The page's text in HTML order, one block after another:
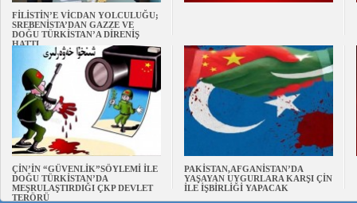
FİLİSTİN’E VİCDAN YOLCULUĞU;
SREBENİSTA’DAN GAZZE VE
DOĞU TÜRKİSTAN’A DİRENİŞ
HATTI
ÇİN’İN “GÜVENLİK”SÖYLEMİ İLE
DOĞU TÜRKİSTAN’DA
MEŞRULAŞTIRDIĞI ÇKP DEVLET
TERÖRÜ
PAKİSTAN,AFGANİSTAN’DA
YAŞAYAN UYGURLARA KARŞI ÇİN
İLE İŞBİRLİĞİ YAPACAK